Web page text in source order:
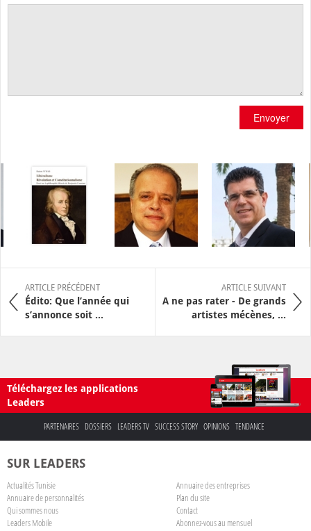
Envoyer
ARTICLE PRÉCÉDENT
Édito: Que l’année qui
s’annonce soit ...
ARTICLE SUIVANT
A ne pas rater - De grands
artistes mécènes, ...
Téléchargez les applications
Leaders
PARTENAIRES DOSSIERS LEADERS TV SUCCESS STORY OPINIONS TENDANCE
SUR LEADERS
Actualités Tunisie
Annuaire des entreprises
Annuaire de personnalités
Plan du site
Qui sommes nous
Contact
Leaders Mobile
Abonnez-vous au mensuel